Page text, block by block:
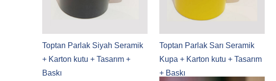
Toptan Parlak Siyah Seramik
+ Karton kutu + Tasarım +
Baskı
Toptan Parlak Sarı Seramik
Kupa + Karton kutu + Tasarım
+ Baskı